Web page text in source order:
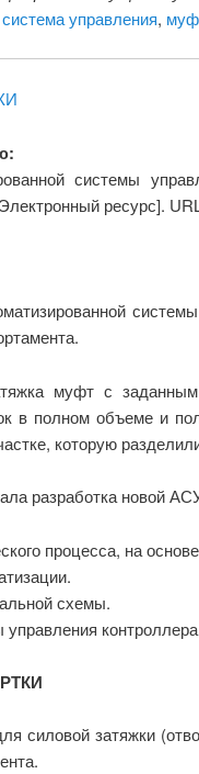
управления,
системы
ресурс].
муфт с
в полном объеме и
которую
разработка новой
процесса, на
схемы.
силовой затяжки